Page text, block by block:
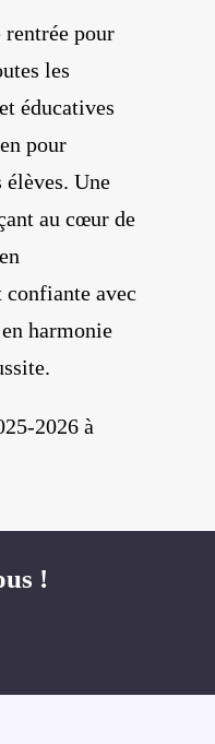
rentrée pour
les
éducatives
pour
élèves. Une
au cœur de
avec
harmonie
2026 à
!